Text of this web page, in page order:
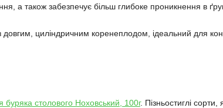
а також забезпечує більш глибоке проникнення в
циліндричним коренеплодом, ідеальний для
буряка столового Ноховський, 100г. Пізньостиглі сорти,